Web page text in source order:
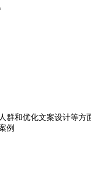
和优化文案设计等
例